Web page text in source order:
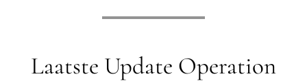
Laatste Update Operation